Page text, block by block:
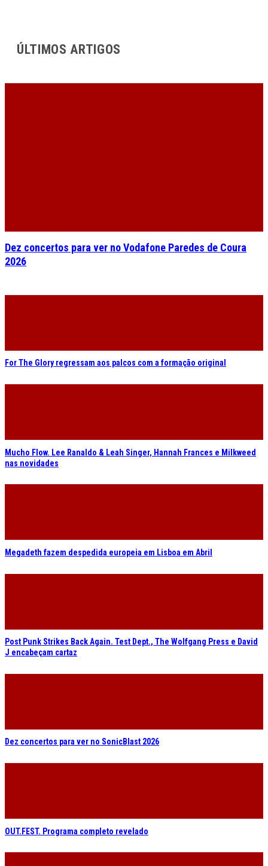
ÚLTIMOS ARTIGOS
Dez concertos para ver no Vodafone Paredes de Coura
2026
For The Glory regressam aos palcos com a formação original
Mucho Flow. Lee Ranaldo & Leah Singer, Hannah Frances e Milkweed
nas novidades
Megadeth fazem despedida europeia em Lisboa em Abril
Post Punk Strikes Back Again. Test Dept., The Wolfgang Press e David
J encabeçam cartaz
Dez concertos para ver no SonicBlast 2026
OUT.FEST. Programa completo revelado